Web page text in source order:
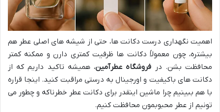
اهمیت نگهداری درست دکانت ها، حتی از شیشه های اصلی عطر هم
بیشتره، چون معمولاً دکانت ها ظرفیت کمتری دارن و ممکنه کمتر
محافظت بشن. در فروشگاه عطرآمین، همیشه تاکید داریم که از
دکانت های باکیفیت و اورجینال به درستی مراقبت کنید. اینجا قراره
با هم ببینیم چرا ماشین اینقدر برای دکانت عطر خطرناکه و چطور می
تونیم از عطر محبوبمون محافظت کنیم.